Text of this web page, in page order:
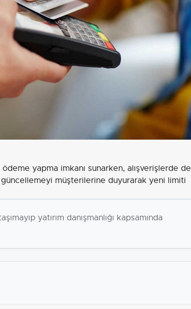
yapma imkanı sunarken, alışverişlerde de
müşterilerine duyurarak yeni limiti
yatırım danışmanlığı kapsamında